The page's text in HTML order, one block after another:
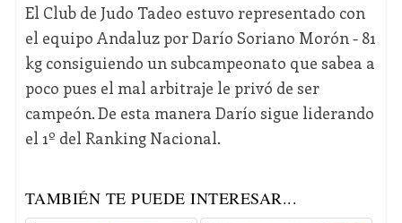
El Club de Judo Tadeo estuvo representado con
el equipo Andaluz por Darío Soriano Morón - 81
kg consiguiendo un subcampeonato que sabea a
poco pues el mal arbitraje le privó de ser
campeón. De esta manera Darío sigue liderando
el 1º del Ranking Nacional.
TAMBIÉN TE PUEDE INTERESAR...